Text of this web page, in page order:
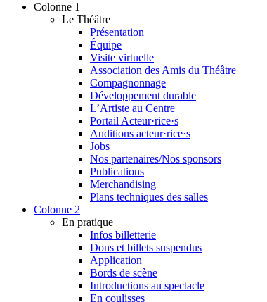
Colonne 1
Le Théâtre
Présentation
Équipe
Visite virtuelle
Association des Amis du Théâtre
Compagnonnage
Développement durable
L’Artiste au Centre
Portail Acteur·rice·s
Auditions acteur·rice·s
Jobs
Nos partenaires/Nos sponsors
Publications
Merchandising
Plans techniques des salles
Colonne 2
En pratique
Infos billetterie
Dons et billets suspendus
Application
Bords de scène
Introductions au spectacle
En coulisses